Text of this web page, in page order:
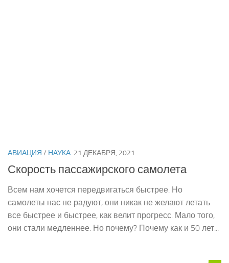
АВИАЦИЯ / НАУКА 21 ДЕКАБРЯ, 2021
Скорость пассажирского самолета
Всем нам хочется передвигаться быстрее. Но
самолеты нас не радуют, они никак не желают летать
все быстрее и быстрее, как велит прогресс. Мало того,
они стали медленнее. Но почему? Почему как и 50 лет...